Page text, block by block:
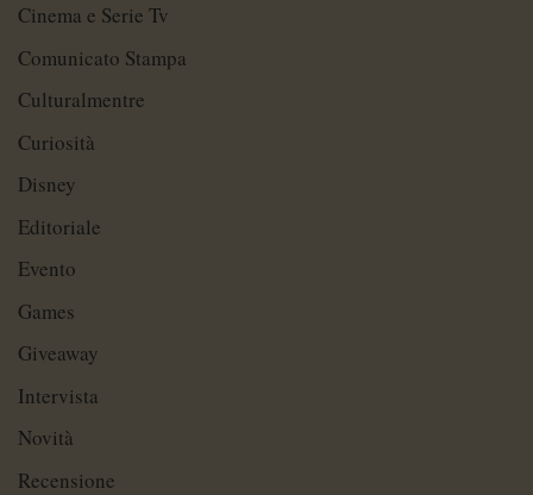
Cinema e Serie Tv
Comunicato Stampa
Culturalmentre
Curiosità
Disney
Editoriale
Evento
Games
Giveaway
Intervista
Novità
Recensione